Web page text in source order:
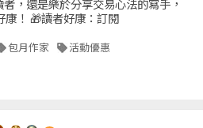
，還是樂於分享交易心法的寫手，
！ 🎁讀者好康：訂閱
包月作家 活動優惠